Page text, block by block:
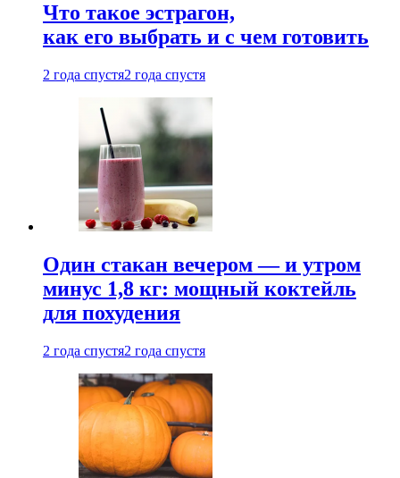
Что такое эстрагон,
как его выбрать и с чем готовить
2 года спустя2 года спустя
Один стакан вечером — и утром
минус 1,8 кг: мощный коктейль
для похудения
2 года спустя2 года спустя